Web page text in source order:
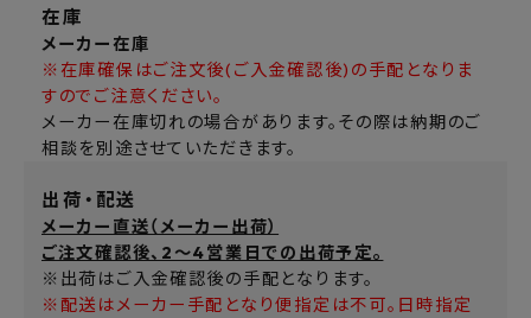
在庫
メーカー在庫
※在庫確保はご注文後(ご入金確認後)の手配となりま
すのでご注意ください。
メーカー在庫切れの場合があります。その際は納期のご
相談を別途させていただきます。
出荷・配送
メーカー直送（メーカー出荷）
ご注文確認後、2～4営業日での出荷予定。
※出荷はご入金確認後の手配となります。
※配送はメーカー手配となり便指定は不可。日時指定